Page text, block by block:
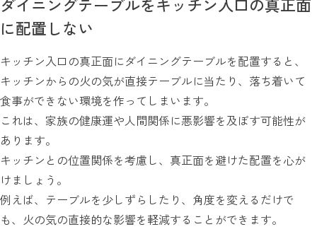
ダイニングテーブルをキッチン入口の真正面
に配置しない
キッチン入口の真正面にダイニングテーブルを配置すると、
キッチンからの火の気が直接テーブルに当たり、落ち着いて
食事ができない環境を作ってしまいます。
これは、家族の健康運や人間関係に悪影響を及ぼす可能性が
あります。
キッチンとの位置関係を考慮し、真正面を避けた配置を心が
けましょう。
例えば、テーブルを少しずらしたり、角度を変えるだけで
も、火の気の直接的な影響を軽減することができます。